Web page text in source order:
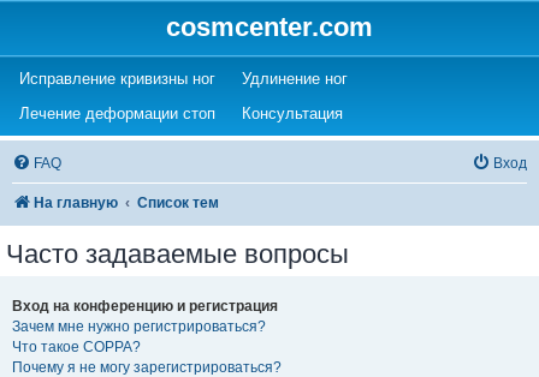
cosmcenter.com
Исправление кривизны ног(Opens a new tab)
Удлинение ног(Opens a new tab)
Лечение деформации стоп(Opens a new tab)
Консультация(Opens a new tab)
FAQ Вход
На главную Список тем
Часто задаваемые вопросы
Вход на конференцию и регистрация
Зачем мне нужно регистрироваться?
Что такое COPPA?
Почему я не могу зарегистрироваться?